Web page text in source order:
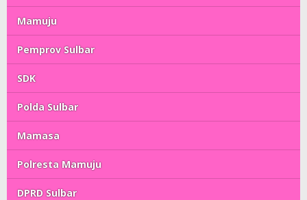
Mamuju
Pemprov Sulbar
SDK
Polda Sulbar
Mamasa
Polresta Mamuju
DPRD Sulbar